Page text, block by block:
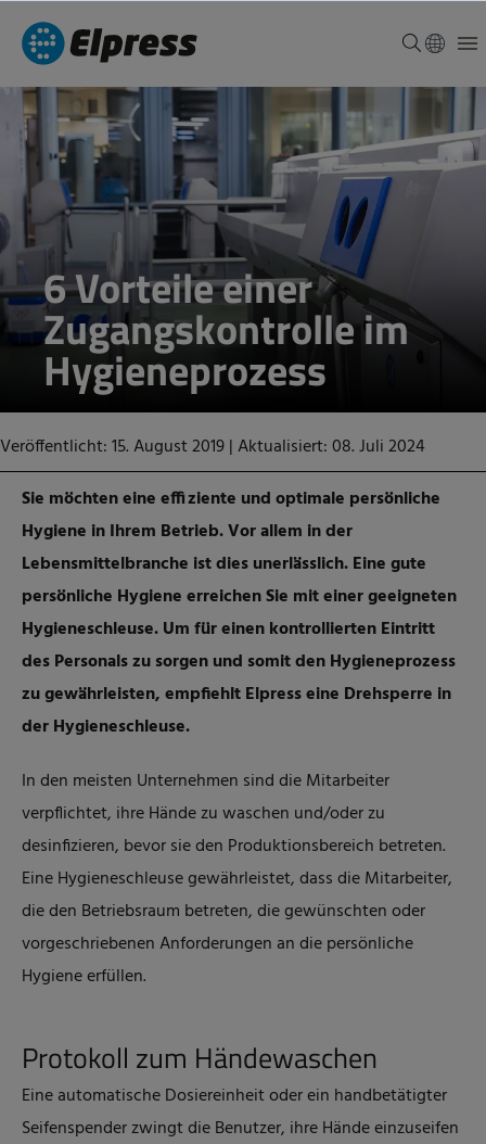
6 Vorteile einer
Zugangskontrolle im
Hygieneprozess
Veröffentlicht: 15. August 2019|Aktualisiert: 08. Juli 2024
Sie möchten eine effiziente und optimale persönliche
Hygiene in Ihrem Betrieb. Vor allem in der
Lebensmittelbranche ist dies unerlässlich. Eine gute
persönliche Hygiene erreichen Sie mit einer geeigneten
Hygieneschleuse. Um für einen kontrollierten Eintritt
des Personals zu sorgen und somit den Hygieneprozess
zu gewährleisten, empfiehlt Elpress eine Drehsperre in
der Hygieneschleuse.
In den meisten Unternehmen sind die Mitarbeiter
verpflichtet, ihre Hände zu waschen und/oder zu
desinfizieren, bevor sie den Produktionsbereich betreten.
Eine Hygieneschleuse gewährleistet, dass die Mitarbeiter,
die den Betriebsraum betreten, die gewünschten oder
vorgeschriebenen Anforderungen an die persönliche
Hygiene erfüllen.
Protokoll zum Händewaschen
Eine automatische Dosiereinheit oder ein handbetätigter
Seifenspender zwingt die Benutzer, ihre Hände einzuseifen